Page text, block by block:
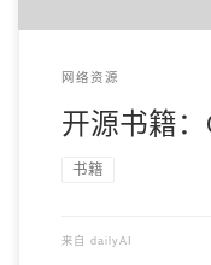
网络资源
开源书籍
书籍
来自 dailyAI